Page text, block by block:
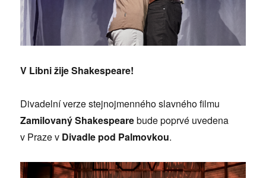
V Libni žije Shakespeare!
Divadelní verze stejnojmenného slavného filmu
Zamilovaný Shakespearebude poprvé uvedena
v Praze v Divadle pod Palmovkou.